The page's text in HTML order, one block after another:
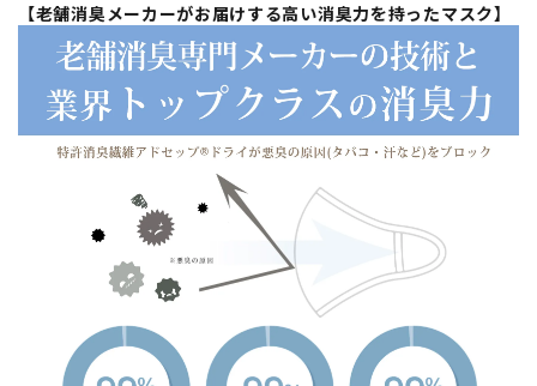
【老舗消臭メーカーがお届けする高い消臭力を持ったマスク】